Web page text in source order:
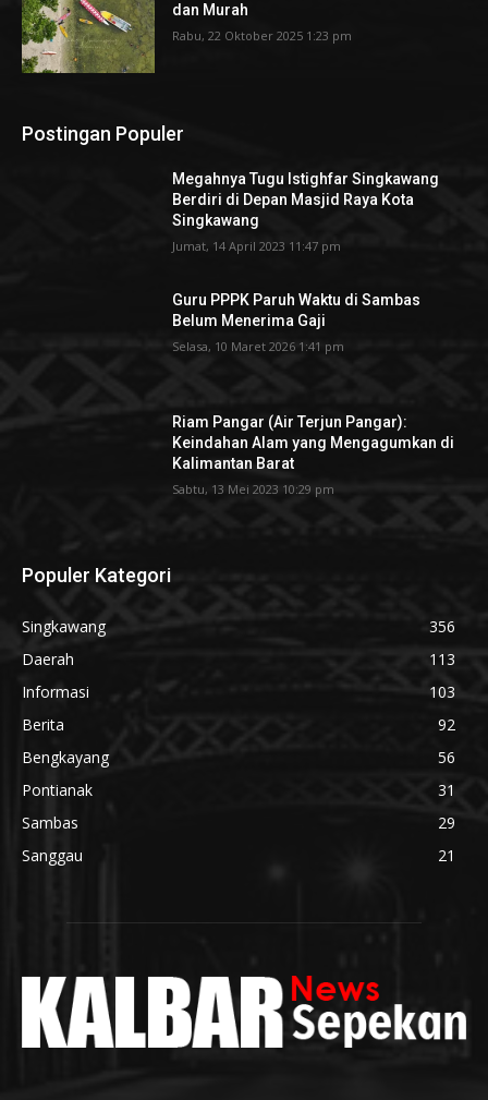
dan Murah
Rabu, 22 Oktober 2025 1:23 pm
Postingan Populer
Megahnya Tugu Istighfar Singkawang
Berdiri di Depan Masjid Raya Kota
Singkawang
Jumat, 14 April 2023 11:47 pm
Guru PPPK Paruh Waktu di Sambas
Belum Menerima Gaji
Selasa, 10 Maret 2026 1:41 pm
Riam Pangar (Air Terjun Pangar):
Keindahan Alam yang Mengagumkan di
Kalimantan Barat
Sabtu, 13 Mei 2023 10:29 pm
Populer Kategori
Singkawang
356
Daerah
113
Informasi
103
Berita
92
Bengkayang
56
Pontianak
31
Sambas
29
Sanggau
21